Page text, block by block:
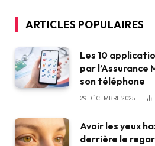
ARTICLES POPULAIRES
Les 10
par l’Assurance
son téléphone
29 DÉCEMBRE 2025
Avoir les yeux
derrière le